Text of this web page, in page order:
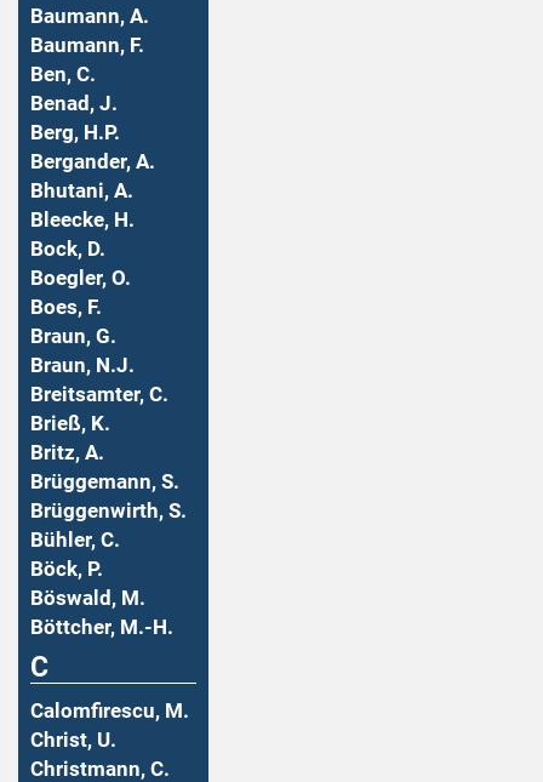
Baumann, A.
Baumann, F.
Ben, C.
Benad, J.
Berg, H.P.
Bergander, A.
Bhutani, A.
Bleecke, H.
Bock, D.
Boegler, O.
Boes, F.
Braun, G.
Braun, N.J.
Breitsamter, C.
Brieß, K.
Britz, A.
Brüggemann, S.
Brüggenwirth, S.
Bühler, C.
Böck, P.
Böswald, M.
Böttcher, M.-H.
C
Calomfirescu, M.
Christ, U.
Christmann, C.